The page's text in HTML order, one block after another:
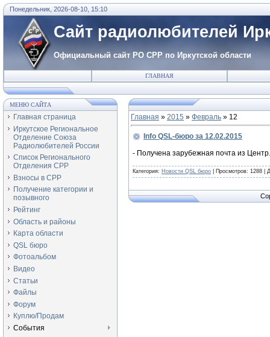
Понедельник, 2026-08-10, 15:10
Сайт радиолюбителей
Официальный сайт РО СРР по Иркутской области
ГЛАВНАЯ
МЕНЮ САЙТА
Главная страница
Иркутское Региональное
Отделение Союза
Радиолюбителей России
Список Регионального
Отделения СРР
Взносы в СРР
Получение категории и
позывного
Рейтинг
Область и районы
Карта области
QSL бюро
Фотоальбом
Видео
Статьи
Файлы
Форум
Куплю/Продам
События
Главная » 2015 » Февраль » 12
Info QSL-бюро за 12.02.2015
- Получена зарубежная почта из
Категория: Новости QSL бюро Просмотров: 1288